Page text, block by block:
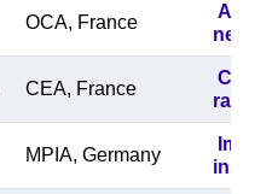
OCA, France
neural
CEA, France
Clues
radio
MPIA, Germany